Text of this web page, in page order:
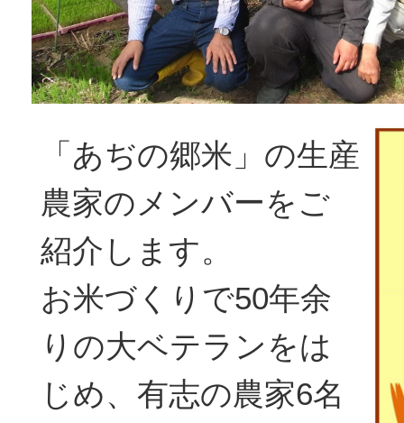
「あぢの郷米」の生産
農家のメンバーをご
紹介します。
お米づくりで50年余
りの大ベテランをは
じめ、有志の農家6名